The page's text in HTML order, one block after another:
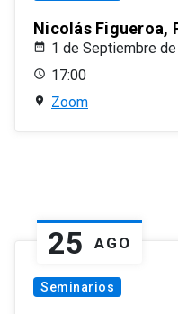
Nicolás Figueroa,
1 de Septiembre
17:00
Zoom
25 AGO
Seminarios